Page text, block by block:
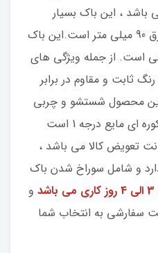
، این باک بسیار
باکیفیت و دارای ضخامت ورق 90 میلی متر است.این باک
است. از جمله ویژگی های
رنگ ثابت و مقاوم در برابر
محصول شستشو و چربی
گیری می شود و دارای رنگ کوره ای مایع درجه 1 است
تعویض کالا می باشد ،
اعتبار دارد و شامل سوراخ شدن باک
و
سفارشی به انتخاب شما